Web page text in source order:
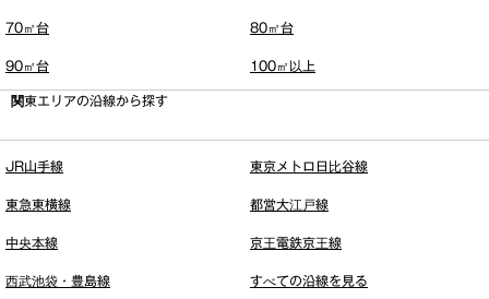
70㎡台 80㎡台
90㎡台 100㎡以上
関東エリアの沿線から探す
JR山手線 東京メトロ日比谷線
東急東横線 都営大江戸線
中央本線 京王電鉄京王線
西武池袋・豊島線 すべての沿線を見る